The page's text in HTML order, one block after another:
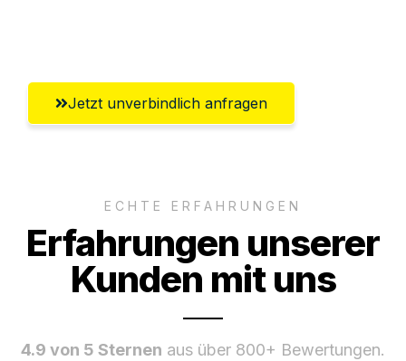
Jetzt unverbindlich anfragen
ECHTE ERFAHRUNGEN
Erfahrungen unserer
Kunden mit uns
4.9 von 5 Sternen aus über 800+ Bewertungen.